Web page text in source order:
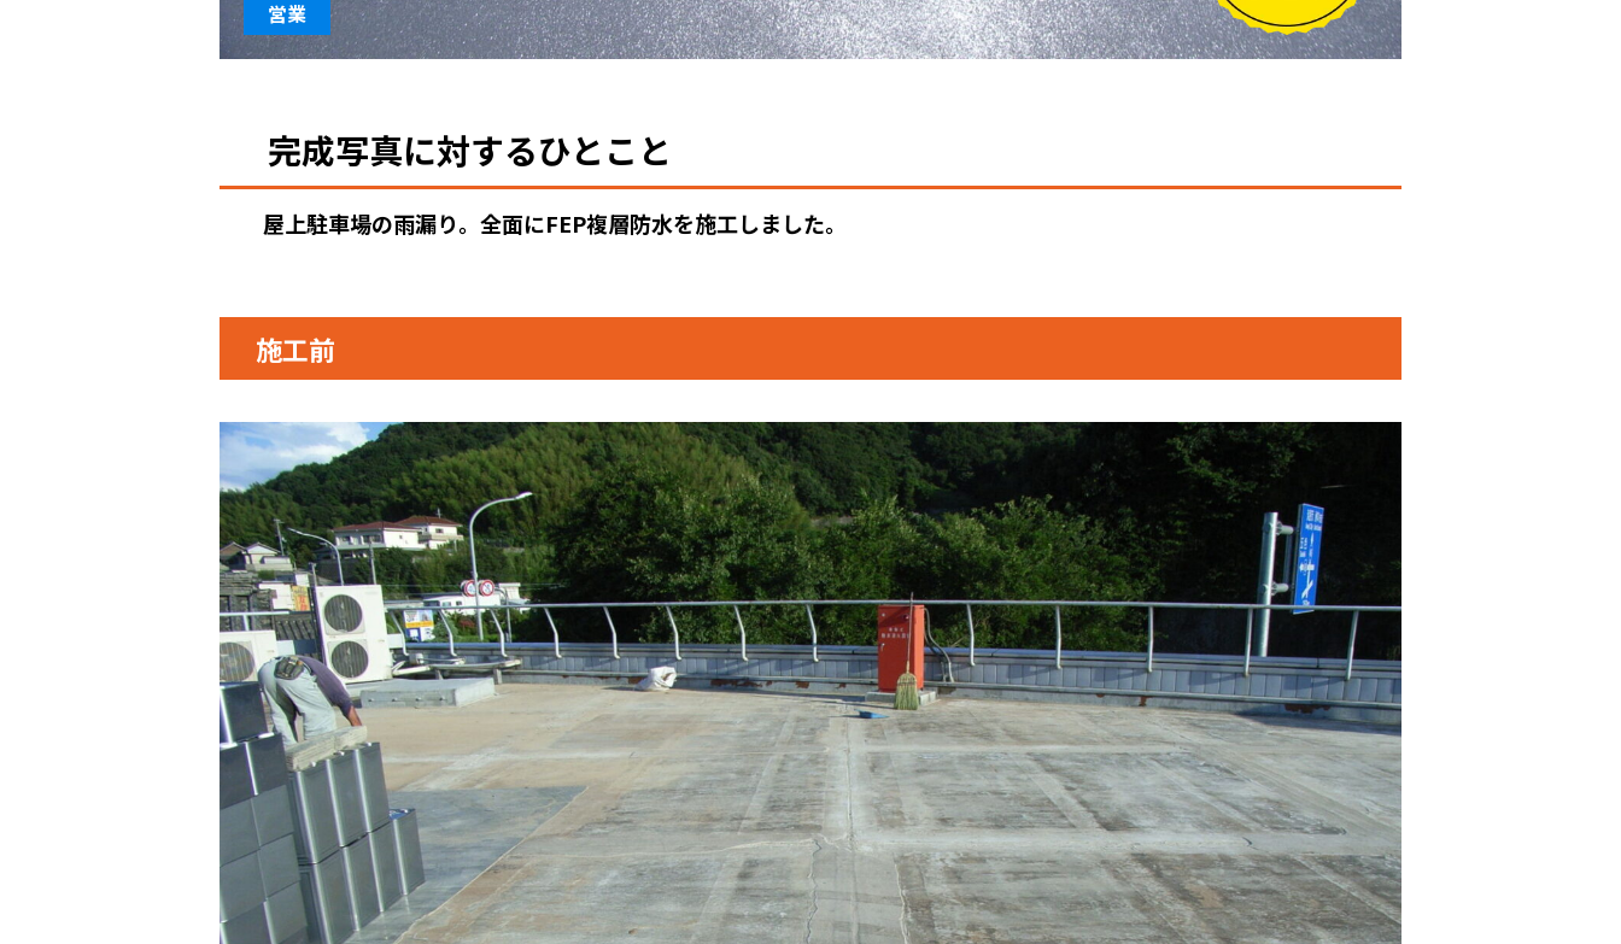
営業
完成写真に対するひとこと
屋上駐車場の雨漏り。全面にFEP複層防水を施工しました。
施工前